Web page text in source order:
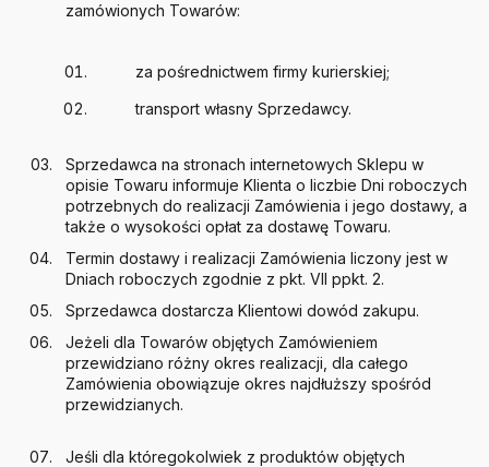
zamówionych Towarów:
za pośrednictwem firmy kurierskiej;
transport własny Sprzedawcy.
Sprzedawca na stronach internetowych Sklepu w
opisie Towaru informuje Klienta o liczbie Dni roboczych
potrzebnych do realizacji Zamówienia i jego dostawy, a
także o wysokości opłat za dostawę Towaru.
Termin dostawy i realizacji Zamówienia liczony jest w
Dniach roboczych zgodnie z pkt. VII ppkt. 2.
Sprzedawca dostarcza Klientowi dowód zakupu.
Jeżeli dla Towarów objętych Zamówieniem
przewidziano różny okres realizacji, dla całego
Zamówienia obowiązuje okres najdłuższy spośród
przewidzianych.
Jeśli dla któregokolwiek z produktów objętych